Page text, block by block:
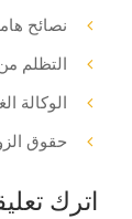
نصائح
التظلم
الوكالة
حقوق
اترك